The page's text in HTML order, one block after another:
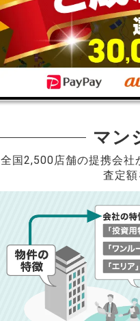
マン
全国2,500店舗の提携会社
査定額